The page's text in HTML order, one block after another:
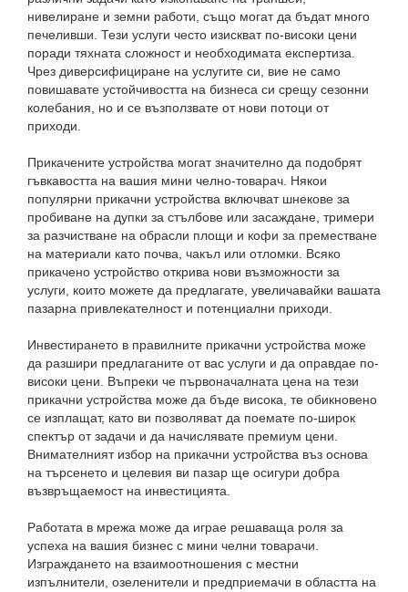
нивелиране и земни работи, също могат да бъдат много
печеливши. Тези услуги често изискват по-високи цени
поради тяхната сложност и необходимата експертиза.
Чрез диверсифициране на услугите си, вие не само
повишавате устойчивостта на бизнеса си срещу сезонни
колебания, но и се възползвате от нови потоци от
приходи.
Прикачените устройства могат значително да подобрят
гъвкавостта на вашия мини челно-товарач. Някои
популярни прикачни устройства включват шнекове за
пробиване на дупки за стълбове или засаждане, тримери
за разчистване на обрасли площи и кофи за преместване
на материали като почва, чакъл или отломки. Всяко
прикачено устройство открива нови възможности за
услуги, които можете да предлагате, увеличавайки вашата
пазарна привлекателност и потенциални приходи.
Инвестирането в правилните прикачни устройства може
да разшири предлаганите от вас услуги и да оправдае по-
високи цени. Въпреки че първоначалната цена на тези
прикачни устройства може да бъде висока, те обикновено
се изплащат, като ви позволяват да поемате по-широк
спектър от задачи и да начислявате премиум цени.
Внимателният избор на прикачни устройства въз основа
на търсенето и целевия ви пазар ще осигури добра
възвръщаемост на инвестицията.
Работата в мрежа може да играе решаваща роля за
успеха на вашия бизнес с мини челни товарачи.
Изграждането на взаимоотношения с местни
изпълнители, озеленители и предприемачи в областта на